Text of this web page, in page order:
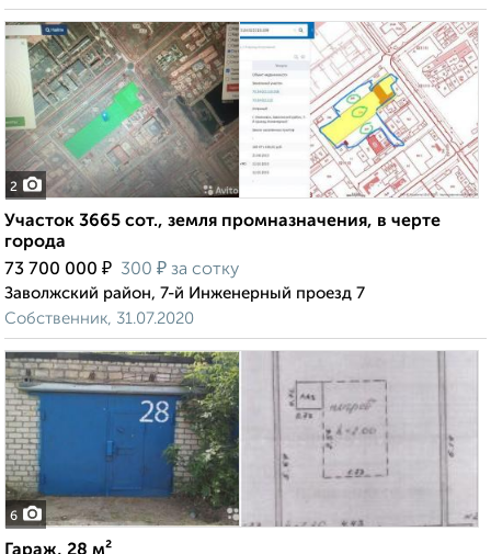
2
Участок 3665 сот., земля промназначения, в черте
города
73 700 000 ₽ 300 ₽ за сотку
Заволжский район, 7-й Инженерный проезд 7
Собственник, 31.07.2020
6